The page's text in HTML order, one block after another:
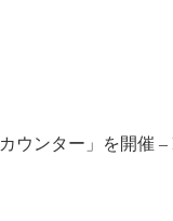
ウンター」を開催 –